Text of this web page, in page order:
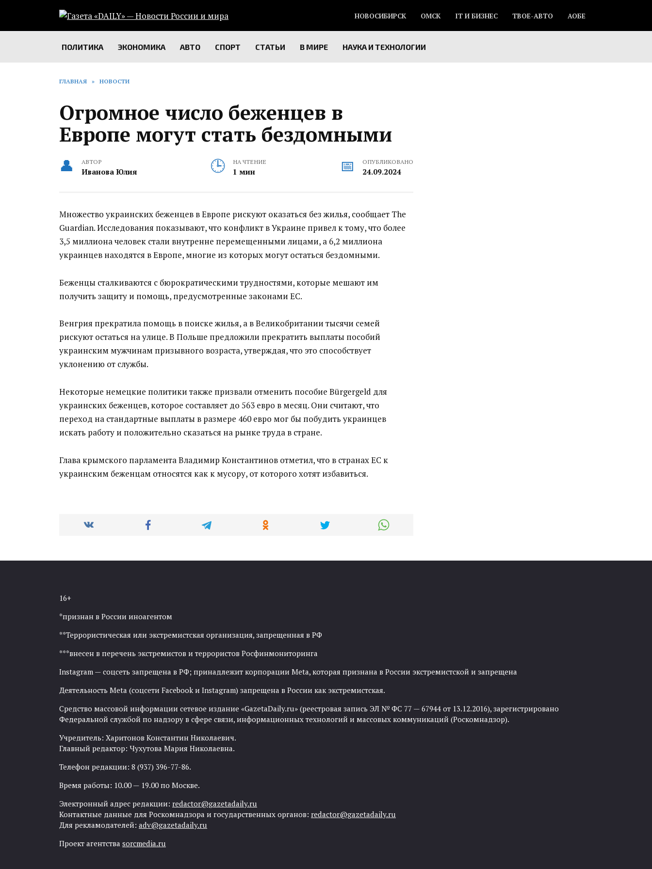
содержанию
НОВОСИБИРСК ОМСК IT И БИЗНЕС ТВОЕ-АВТО АОБЕ
ПОЛИТИКА ЭКОНОМИКА АВТО СПОРТ СТАТЬИ В МИРЕ НАУКА И ТЕХНОЛОГИИ
ГЛАВНАЯ » НОВОСТИ
Огромное число беженцев в
Европе могут стать бездомными
АВТОР
Иванова Юлия
НА ЧТЕНИЕ
1 мин
ОПУБЛИКОВАНО
24.09.2024
Множество украинских беженцев в Европе рискуют оказаться без жилья, сообщает The
Guardian. Исследования показывают, что конфликт в Украине привел к тому, что более
3,5 миллиона человек стали внутренне перемещенными лицами, а 6,2 миллиона
украинцев находятся в Европе, многие из которых могут остаться бездомными.
Беженцы сталкиваются с бюрократическими трудностями, которые мешают им
получить защиту и помощь, предусмотренные законами ЕС.
Венгрия прекратила помощь в поиске жилья, а в Великобритании тысячи семей
рискуют остаться на улице. В Польше предложили прекратить выплаты пособий
украинским мужчинам призывного возраста, утверждая, что это способствует
уклонению от службы.
Некоторые немецкие политики также призвали отменить пособие Bürgergeld для
украинских беженцев, которое составляет до 563 евро в месяц. Они считают, что
переход на стандартные выплаты в размере 460 евро мог бы побудить украинцев
искать работу и положительно сказаться на рынке труда в стране.
Глава крымского парламента Владимир Константинов отметил, что в странах ЕС к
украинским беженцам относятся как к мусору, от которого хотят избавиться.
16+
*признан в России иноагентом
**Террористическая или экстремистская организация, запрещенная в РФ
***внесен в перечень экстремистов и террористов Росфинмониторинга
Instagram — соцсеть запрещена в РФ; принадлежит корпорации Meta, которая признана в России экстремистской и запрещена
Деятельность Meta (соцсети Facebook и Instagram) запрещена в России как экстремистская.
Средство массовой информации сетевое издание «GazetaDaily.ru» (реестровая запись ЭЛ № ФС 77 — 67944 от 13.12.2016), зарегистрировано
Федеральной службой по надзору в сфере связи, информационных технологий и массовых коммуникаций (Роскомнадзор).
Учредитель: Харитонов Константин Николаевич.
Главный редактор: Чухутова Мария Николаевна.
Телефон редакции: 8 (937) 396-77-86.
Время работы: 10.00 — 19.00 по Москве.
Электронный адрес редакции: redactor@gazetadaily.ru
Контактные данные для Роскомнадзора и государственных органов: redactor@gazetadaily.ru
Для рекламодателей: adv@gazetadaily.ru
Проект агентства sorcmedia.ru